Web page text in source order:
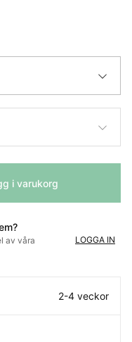
i varukorg
av våra
LOGGA IN
2-4 veckor